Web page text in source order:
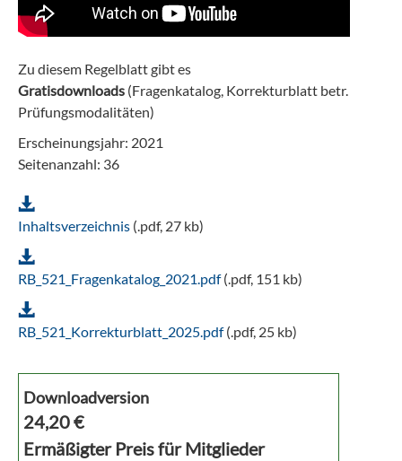
Zu diesem Regelblatt gibt es
Gratisdownloads (Fragenkatalog, Korrekturblatt betr.
Prüfungsmodalitäten)
Erscheinungsjahr: 2021
Seitenanzahl: 36
Inhaltsverzeichnis (.pdf, 27 kb)
RB_521_Fragenkatalog_2021.pdf(.pdf, 151 kb)
RB_521_Korrekturblatt_2025.pdf(.pdf, 25 kb)
Downloadversion
24,20€
Ermäßigter Preis für Mitglieder